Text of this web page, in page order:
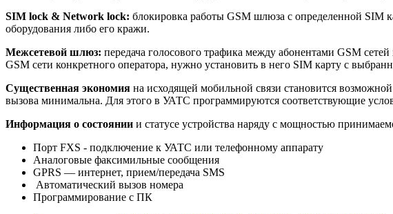
SIM lock & Network lock: блокировка работы GSM шлюза с определенной SIM
оборудования либо его кражи.
Межсетевой шлюз: передача голосового трафика между абонентами GSM
GSM сети конкретного оператора, нужно установить в него SIM карту с
Существенная экономия на исходящей мобильной связи становится
вызова минимальна. Для этого в УАТС программируются соответствующие
Информация о состоянии и статусе устройства наряду с мощностью
Порт FXS - подключение к УАТС или телефонному аппарату
Аналоговые факсимильные сообщения
GPRS — интернет, прием/передача SMS
Автоматический вызов номера
Программирование с ПК